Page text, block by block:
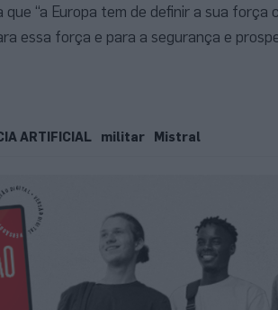
“a Europa tem de definir a sua força
essa força e para a segurança e
ARTIFICIAL militar Mistral